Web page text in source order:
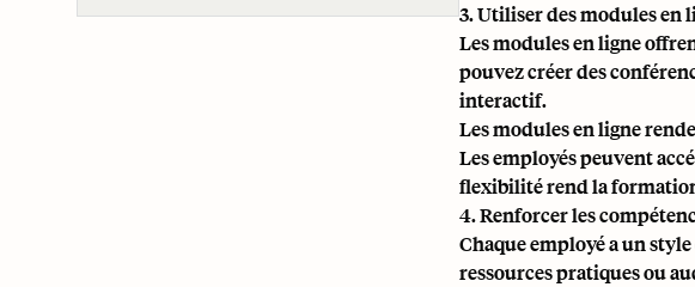
3. Utiliser des modules
Les modules en ligne
pouvez créer des
interactif.
Les modules en ligne
Les employés peuvent
flexibilité rend la
4. Renforcer les
Chaque employé a un
ressources pratiques ou